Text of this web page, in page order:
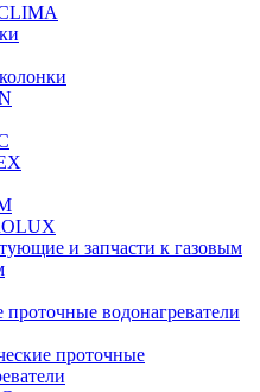
и запчасти к газовым
проточные водонагреватели
проточные